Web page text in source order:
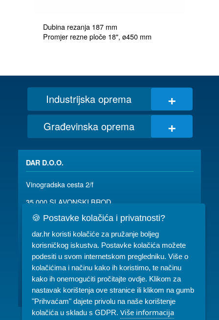
Dubina rezanja 187 mm
Industrijska oprema +
Građevinska oprema +
DAR D.O.O.
Vinogradska cesta 2/f
35 000 SLAVONSKI BROD
035/ 490-115
dar@dar.hr
RADNO VRIJEME:
Komercijala: PON-PET 07-15h
Servis: PON-PET 07-15h
Najam: PON-PET 07-15h, SUB 08-10h
🍪 Postavke kolačića i privatnosti?
dar.hr koristi kolačiće za pružanje boljeg
korisničkog iskustva. Postavke kolačića možete
podesiti u svom internetskom pregledniku. Više o
kolačićima i načinu kako ih koristimo, te načinu
kako ih onemogućiti pročitajte ovdje. Klikom za
nastavak korištenja ove stranice ili klikom na gumb
"Prihvaćam" dajete privolu na naše korištenje
kolačića u skladu s GDPR. Više informacija